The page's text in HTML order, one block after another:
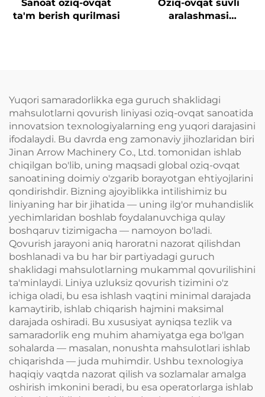
Sanoat oziq-ovqat
ta'm berish qurilmasi
Oziq-ovqat suvli
aralashmasi
Yuqori samaradorlikka ega guruch shaklidagi
mahsulotlarni qovurish liniyasi oziq-ovqat sanoatida
innovatsion texnologiyalarning eng yuqori darajasini
ifodalaydi. Bu davrda eng zamonaviy jihozlaridan biri
Jinan Arrow Machinery Co., Ltd. tomonidan ishlab
chiqilgan bo'lib, uning maqsadi global oziq-ovqat
sanoatining doimiy o'zgarib borayotgan ehtiyojlarini
qondirishdir. Bizning ajoyiblikka intilishimiz bu
liniyaning har bir jihatida — uning ilg'or muhandislik
yechimlaridan boshlab foydalanuvchiga qulay
boshqaruv tizimigacha — namoyon bo'ladi.
Qovurish jarayoni aniq haroratni nazorat qilishdan
boshlanadi va bu har bir partiyadagi guruch
shaklidagi mahsulotlarning mukammal qovurilishini
ta'minlaydi. Liniya uzluksiz qovurish tizimini o'z
ichiga oladi, bu esa ishlash vaqtini minimal darajada
kamaytirib, ishlab chiqarish hajmini maksimal
darajada oshiradi. Bu xususiyat ayniqsa tezlik va
samaradorlik eng muhim ahamiyatga ega bo'lgan
sohalarda — masalan, nonushta mahsulotlari ishlab
chiqarishda — juda muhimdir. Ushbu texnologiya
haqiqiy vaqtda nazorat qilish va sozlamalar amalga
oshirish imkonini beradi, bu esa operatorlarga ishlab